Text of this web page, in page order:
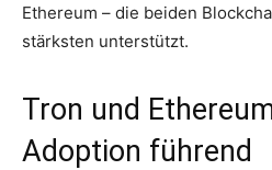
Ethereum – die beiden
stärksten unterstützt.
Tron und
Adoption führend